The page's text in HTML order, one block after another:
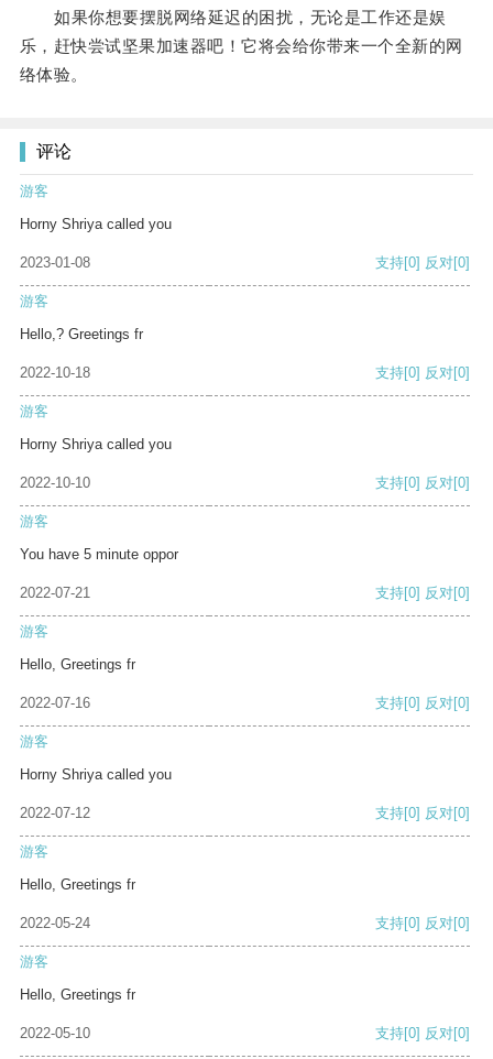
如果你想要摆脱网络延迟的困扰，无论是工作还是娱
乐，赶快尝试坚果加速器吧！它将会给你带来一个全新的网
络体验。
评论
游客
Horny Shriya called you
2023-01-08 支持[0] 反对[0]
游客
Hello,? Greetings fr
2022-10-18 支持[0] 反对[0]
游客
Horny Shriya called you
2022-10-10 支持[0] 反对[0]
游客
You have 5 minute oppor
2022-07-21 支持[0] 反对[0]
游客
Hello, Greetings fr
2022-07-16 支持[0] 反对[0]
游客
Horny Shriya called you
2022-07-12 支持[0] 反对[0]
游客
Hello, Greetings fr
2022-05-24 支持[0] 反对[0]
游客
Hello, Greetings fr
2022-05-10 支持[0] 反对[0]